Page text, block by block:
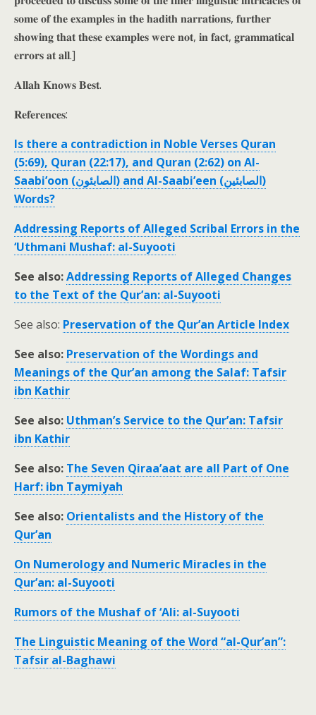
𝐬𝐨𝐦𝐞 𝐨𝐟 𝐭𝐡𝐞 𝐞𝐱𝐚𝐦𝐩𝐥𝐞𝐬 𝐢𝐧 𝐭𝐡𝐞 𝐡𝐚𝐝𝐢𝐭𝐡 𝐧𝐚𝐫𝐫𝐚𝐭𝐢𝐨𝐧𝐬, 𝐟𝐮𝐫𝐭𝐡𝐞𝐫
𝐬𝐡𝐨𝐰𝐢𝐧𝐠 𝐭𝐡𝐚𝐭 𝐭𝐡𝐞𝐬𝐞 𝐞𝐱𝐚𝐦𝐩𝐥𝐞𝐬 𝐰𝐞𝐫𝐞 𝐧𝐨𝐭, 𝐢𝐧 𝐟𝐚𝐜𝐭, 𝐠𝐫𝐚𝐦𝐦𝐚𝐭𝐢𝐜𝐚𝐥
𝐞𝐫𝐫𝐨𝐫𝐬 𝐚𝐭 𝐚𝐥𝐥.]
𝐀𝐥𝐥𝐚𝐡 𝐊𝐧𝐨𝐰𝐬 𝐁𝐞𝐬𝐭.
𝐑𝐞𝐟𝐞𝐫𝐞𝐧𝐜𝐞𝐬:
Is there a contradiction in Noble Verses Quran
(5:69), Quran (22:17), and Quran (2:62) on Al-
Saabi’oon (الصابئون) and Al-Saabi’een (الصابئين)
Words?
Addressing Reports of Alleged Scribal Errors in the
‘Uthmani Mushaf: al-Suyooti
See also:Addressing Reports of Alleged Changes
to the Text of the Qur’an: al-Suyooti
See also: Preservation of the Qur’an Article Index
See also: Preservation of the Wordings and
Meanings of the Qur’an among the Salaf: Tafsir
ibn Kathir
See also: Uthman’s Service to the Qur’an: Tafsir
ibn Kathir
See also: The Seven Qiraa’aat are all Part of One
Harf: ibn Taymiyah
See also: Orientalists and the History of the
Qur’an
On Numerology and Numeric Miracles in the
Qur’an: al-Suyooti
Rumors of the Mushaf of ‘Ali: al-Suyooti
The Linguistic Meaning of the Word “al-Qur’an”:
Tafsir al-Baghawi